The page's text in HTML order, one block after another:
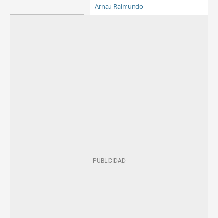
Arnau Raimundo